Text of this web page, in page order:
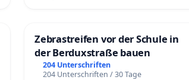
Zebrastreifen vor der Schule in
der Berduxstraße bauen
204 Unterschriften
204 Unterschriften / 30 Tage